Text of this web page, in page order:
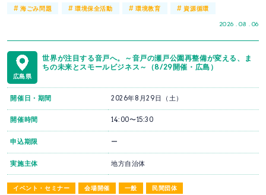
2026 . 08 . 06
#海ごみ問題 # 環境保全活動 #環境教育 #資源循環
広島県
世界が注目する音戸へ。～音戸の瀬戸公園再整備が変える、ま
ちの未来とスモールビジネス～（8/29開催・広島）
イベント・セミナー 会場開催 一般 民間団体
開催日・期間 2026年8月29日（土）
開催時間 14:00〜15:30
申込期限 ー
実施主体 地方自治体